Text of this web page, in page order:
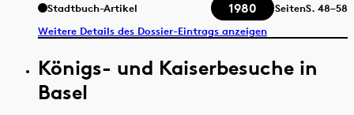
Stadtbuch-Artikel 1980 SeitenS. 48–58
Weitere Details des Dossier-Eintrags anzeigen
Königs- und Kaiserbesuche in
Basel